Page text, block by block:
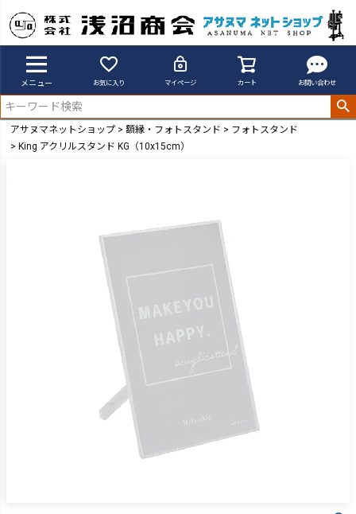
メニュー お気に入り マイページ カート お問い合わせ
アサヌマネットショップ 額縁・フォトスタンド
フォトスタンド
King アクリルスタンド KG（10x15cm）